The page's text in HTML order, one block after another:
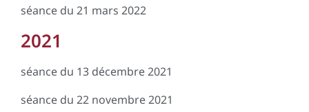
séance du 21 mars 2022
2021
séance du 13 décembre 2021
séance du 22 novembre 2021